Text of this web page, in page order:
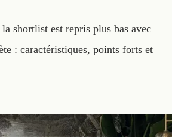
shortlist est repris plus bas avec
: caractéristiques, points forts et